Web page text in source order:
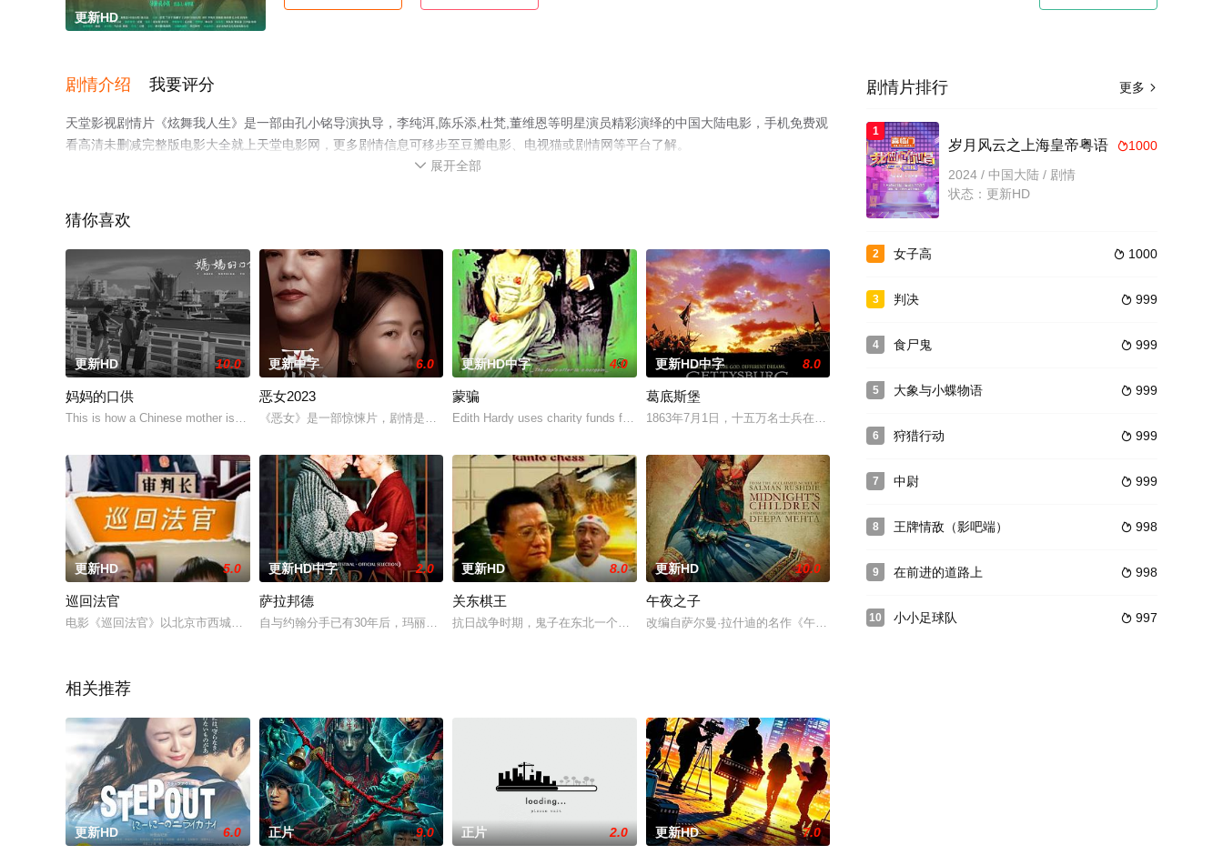
更新HD
剧情介绍 我要评分
天堂影视剧情片《炫舞我人生》是一部由孔小铭导演执导，李纯洱,陈乐添,杜梵,董维恩等明星演员精彩演绎的中国大陆电影，手机免费观
看高清未删减完整版电影大全就上天堂电影网，更多剧情信息可移步至豆瓣电影、电视猫或剧情网等平台了解。
 展开全部
猜你喜欢
更新HD 10.0
妈妈的口供
This is how a Chinese mother is made: A trip.
更新中字 6.0
恶女2023
《恶女》是一部惊悚片，剧情是讲邵雨薇扮演的强势女主播，发现自己单身很久的父亲（李天柱饰），
更新HD中字 4.0
蒙骗
Edith Hardy uses charity funds for Wall Stree
更新HD中字 8.0
葛底斯堡
1863年7月1日，十五万名士兵在命运安排下，相会于美国的盖兹堡；他们各自为了理想中的民主
更新HD 5.0
巡回法官
电影《巡回法官》以北京市西城法院巡回法官赵海为创作蓝本。讲述了基层法官赵文水走出法院、走进
更新HD中字 2.0
萨拉邦德
自与约翰分手已有30年后，玛丽安隐约感到约翰还需要她，于是她决定到约翰乡下的家里去看望这个
更新HD 8.0
关东棋王
抗日战争时期，鬼子在东北一个叫大西洼的小村庄加紧搜集粮食，一个名叫小虎子的孩子因为捡拾鬼子
更新HD 10.0
午夜之子
改编自萨尔曼·拉什迪的名作《午夜之子》，它用男主角萨利姆·希奈的一生道尽印巴复杂历史时期的
相关推荐
更新HD 6.0 正片 9.0 正片 2.0 更新HD 7.0
更多 
剧情片排行
1
1000
岁月风云之上海皇帝粤语
2024 / 中国大陆 / 剧情
状态：更新HD
2  1000
女子高
3  999
判决
4  999
食尸鬼
5  999
大象与小蝶物语
6  999
狩猎行动
7  999
中尉
8  998
王牌情敌（影吧端）
9  998
在前进的道路上
10  997
小小足球队